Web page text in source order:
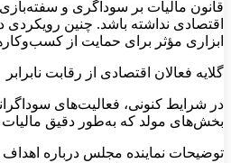
قانون مالیات بر سوداگری و
اقتصادی نداشته باشد. چنین
ابزاری مؤثر برای حمایت از
گلایه فعالان اقتصادی از رقابت نابرابر
در شرایط کنونی، فعالیت‌های
بخش‌های مولد که به‌طور دقیق مالیات
توضیحات نماینده مجلس درباره اهداف